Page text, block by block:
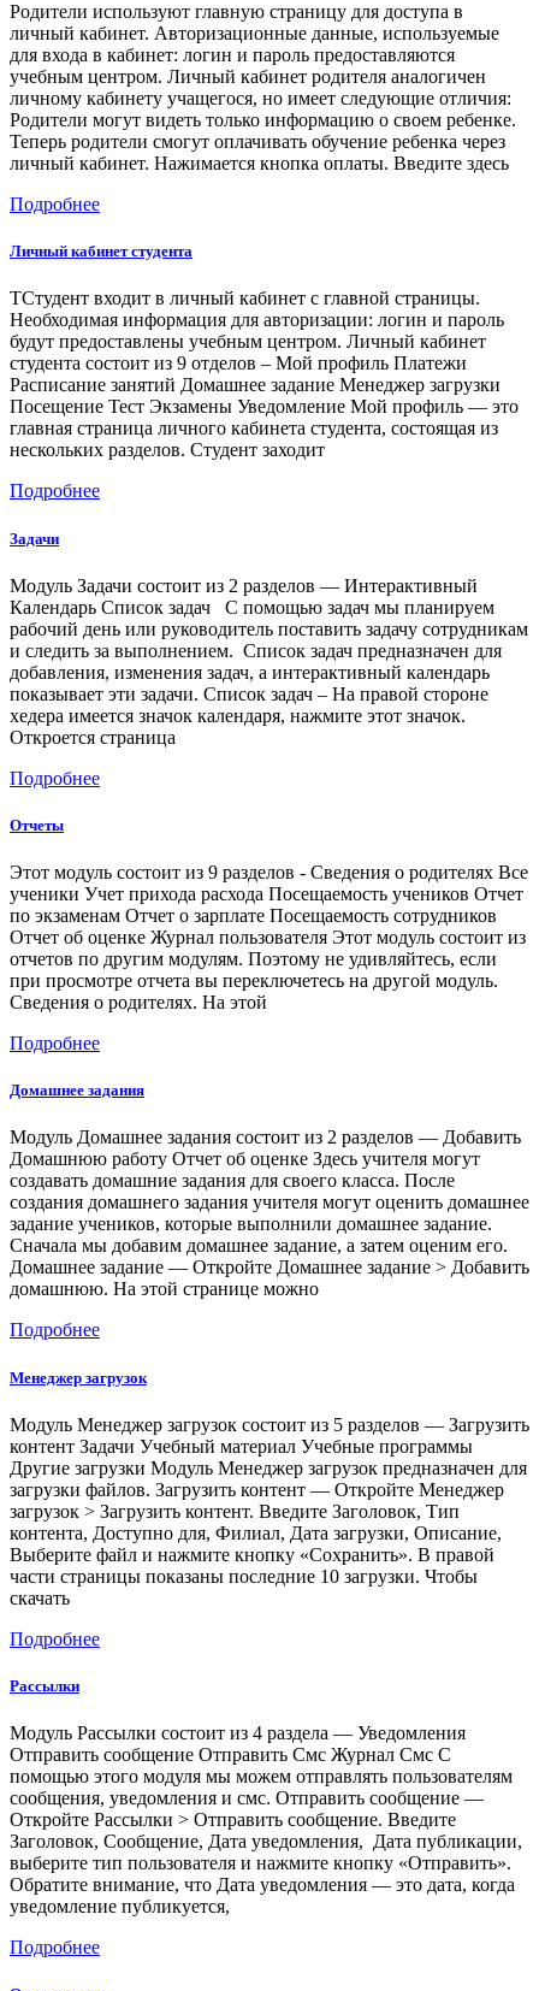
Родители используют главную страницу для доступа в
личный кабинет. Авторизационные данные, используемые
для входа в кабинет: логин и пароль предоставляются
учебным центром. Личный кабинет родителя аналогичен
личному кабинету учащегося, но имеет следующие отличия:
Родители могут видеть только информацию о своем ребенке.
Теперь родители смогут оплачивать обучение ребенка через
личный кабинет. Нажимается кнопка оплаты. Введите здесь
Подробнее
Личный кабинет студента
TСтудент входит в личный кабинет с главной страницы.
Необходимая информация для авторизации: логин и пароль
будут предоставлены учебным центром. Личный кабинет
студента состоит из 9 отделов – Мой профиль Платежи
Расписание занятий Домашнее задание Менеджер загрузки
Посещение Тест Экзамены Уведомление Мой профиль — это
главная страница личного кабинета студента, состоящая из
нескольких разделов. Студент заходит
Подробнее
Задачи
Модуль Задачи состоит из 2 разделов — Интерактивный
Календарь Список задач С помощью задач мы планируем
рабочий день или руководитель поставить задачу сотрудникам
и следить за выполнением. Список задач предназначен для
добавления, изменения задач, а интерактивный календарь
показывает эти задачи. Список задач – На правой стороне
хедера имеется значок календаря, нажмите этот значок.
Откроется страница
Подробнее
Отчеты
Этот модуль состоит из 9 разделов - Сведения о родителях Все
ученики Учет прихода расхода Посещаемость учеников Отчет
по экзаменам Отчет о зарплате Посещаемость сотрудников
Отчет об оценке Журнал пользователя Этот модуль состоит из
отчетов по другим модулям. Поэтому не удивляйтесь, если
при просмотре отчета вы переключетесь на другой модуль.
Сведения о родителях. На этой
Подробнее
Домашнее задания
Модуль Домашнее задания состоит из 2 разделов — Добавить
Домашнюю работу Отчет об оценке Здесь учителя могут
создавать домашние задания для своего класса. После
создания домашнего задания учителя могут оценить домашнее
задание учеников, которые выполнили домашнее задание.
Сначала мы добавим домашнее задание, а затем оценим его.
Домашнее задание — Откройте Домашнее задание > Добавить
домашнюю. На этой странице можно
Подробнее
Менеджер загрузок
Модуль Менеджер загрузок состоит из 5 разделов — Загрузить
контент Задачи Учебный материал Учебные программы
Другие загрузки Модуль Менеджер загрузок предназначен для
загрузки файлов. Загрузить контент — Откройте Менеджер
загрузок > Загрузить контент. Введите Заголовок, Тип
контента, Доступно для, Филиал, Дата загрузки, Описание,
Выберите файл и нажмите кнопку «Сохранить». В правой
части страницы показаны последние 10 загрузки. Чтобы
скачать
Подробнее
Рассылки
Модуль Рассылки состоит из 4 раздела — Уведомления
Отправить сообщение Отправить Смс Журнал Смс С
помощью этого модуля мы можем отправлять пользователям
сообщения, уведомления и смс. Отправить сообщение —
Откройте Рассылки > Отправить сообщение. Введите
Заголовок, Сообщение, Дата уведомления, Дата публикации,
выберите тип пользователя и нажмите кнопку «Отправить».
Обратите внимание, что Дата уведомления — это дата, когда
уведомление публикуется,
Подробнее